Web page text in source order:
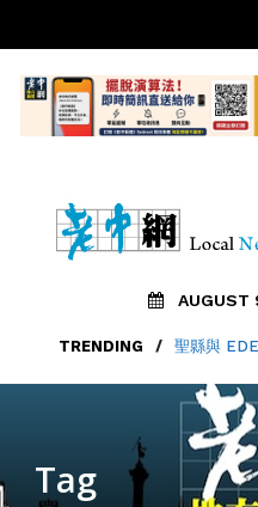
AUGUST
TRENDING / 聖縣與
Tag